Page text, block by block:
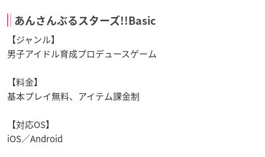
あんさんぶるスターズ!!Basic
【ジャンル】
男子アイドル育成プロデュースゲーム
【料金】
基本プレイ無料、アイテム課金制
【対応OS】
iOS／Android